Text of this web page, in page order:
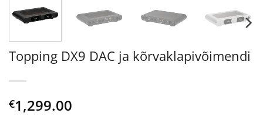
Topping DX9 DAC ja kõrvaklapivõimendi
€1,299.00